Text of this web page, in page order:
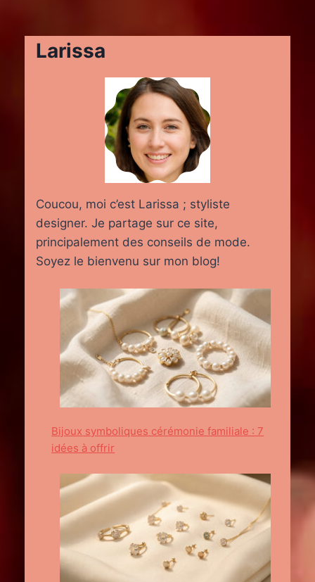
Larissa
Coucou, moi c’est Larissa ; styliste
designer. Je partage sur ce site,
principalement des conseils de mode.
Soyez le bienvenu sur mon blog!
Bijoux symboliques cérémonie familiale : 7
idées à offrir